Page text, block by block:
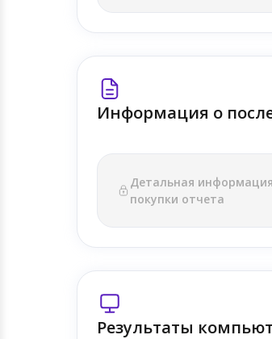
Информация о
Детальная
покупки отчета
Результаты